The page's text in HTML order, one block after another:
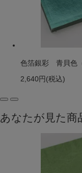
色箔銀彩 青貝色
2,640円 (税込)
あなたが見た商